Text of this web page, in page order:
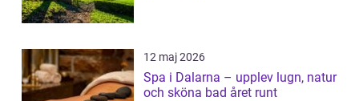
12 maj 2026
Spa i Dalarna – upplev lugn, natur
och sköna bad året runt